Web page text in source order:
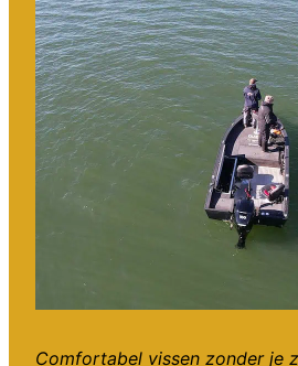
Comfortabel vissen zonder je